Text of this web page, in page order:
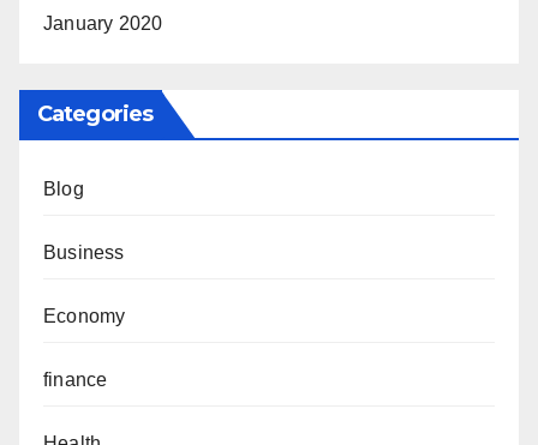
January 2020
Categories
Blog
Business
Economy
finance